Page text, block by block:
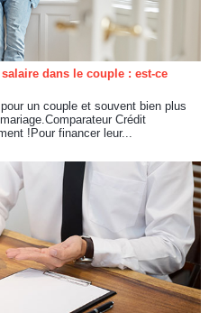
dans le couple : est-ce
un couple et souvent bien plus
Crédit
!Pour financer leur...